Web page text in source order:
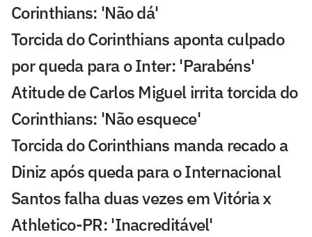
Corinthians: 'Não dá'
Torcida do Corinthians aponta culpado
por queda para o Inter: 'Parabéns'
Atitude de Carlos Miguel irrita torcida do
Corinthians: 'Não esquece'
Torcida do Corinthians manda recado a
Diniz após queda para o Internacional
Santos falha duas vezes em Vitória x
Athletico-PR: 'Inacreditável'